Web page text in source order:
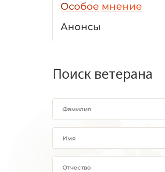
Особое мнение
Анонсы
Поиск ветерана